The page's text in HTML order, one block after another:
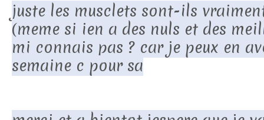
juste les musclets sont-ils
(meme si ien a des nuls et des
mi connais pas ? car je peux en
semaine c pour sa